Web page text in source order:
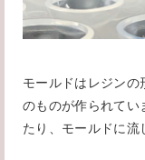
モールドはレジンの
のものが作られてい
たり、モールドに流